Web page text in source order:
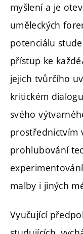
myšlení a je
uměleckých
potenciálu
přístup ke
jejich tvůrčího
kritickém
svého
prostřednictvím
prohlubování
malby i jiných
Vyučující